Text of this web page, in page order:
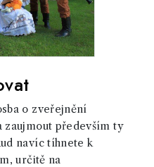
o zveřejnění
především ty
navíc tíhnete k
určitě na